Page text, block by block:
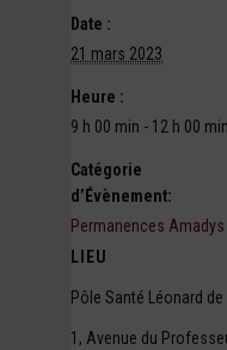
Date :
21 mars 2023
Heure :
9 h 00 min - 12 h 00 min
Catégorie
d’Évènement:
Permanences Amadys
LIEU
Pôle Santé Léonard de
1, Avenue du